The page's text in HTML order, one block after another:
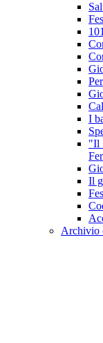
I
"Il
Il
Archivio